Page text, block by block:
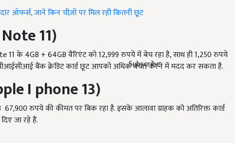
Subscribe
ऑफर्स, जाने किन चीज़ों पर मिल रही कितनी छूट
11)
के 4GB + 64GB वैरिएंट को 12,999 रुपये में बेच रहा है, साथ ही 1,250 रुपये
बैंक क्रेडिट कार्ड छूट आपको अधिक बचत करने में मदद कर सकता है.
I phone 13)
रुपये की कीमत पर बिक रहा है. इसके आलावा ग्राहक को अतिरिक्त कार्ड
जा रहे हैं.